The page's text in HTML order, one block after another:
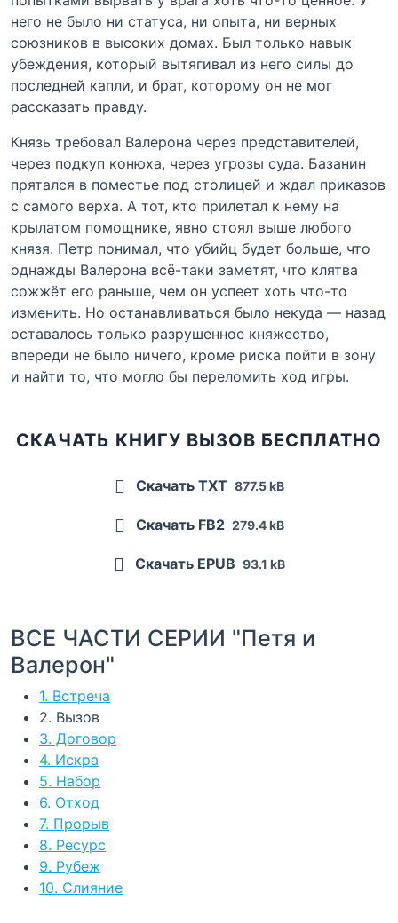
него не было ни статуса, ни опыта, ни верных
союзников в высоких домах. Был только навык
убеждения, который вытягивал из него силы до
последней капли, и брат, которому он не мог
рассказать правду.
Князь требовал Валерона через представителей,
через подкуп конюха, через угрозы суда. Базанин
прятался в поместье под столицей и ждал приказов
с самого верха. А тот, кто прилетал к нему на
крылатом помощнике, явно стоял выше любого
князя. Петр понимал, что убийц будет больше, что
однажды Валерона всё-таки заметят, что клятва
сожжёт его раньше, чем он успеет хоть что-то
изменить. Но останавливаться было некуда — назад
оставалось только разрушенное княжество,
впереди не было ничего, кроме риска пойти в зону
и найти то, что могло бы переломить ход игры.
СКАЧАТЬ КНИГУ ВЫЗОВ БЕСПЛАТНО
Скачать TXT 877.5 kB
Скачать FB2 279.4 kB
Скачать EPUB 93.1 kB
ВСЕ ЧАСТИ СЕРИИ "Петя и
Валерон"
1. Встреча
2. Вызов
3. Договор
4. Искра
5. Набор
6. Отход
7. Прорыв
8. Ресурс
9. Рубеж
10. Слияние